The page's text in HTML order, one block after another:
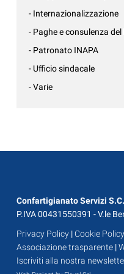
- Internazionalizzazione
- Paghe e consulenza
- Patronato INAPA
- Ufficio sindacale
- Varie
Confartigianato Servizi S.C.
P.IVA 00431550391 - V.le
Privacy Policy |Cookie Policy
Associazione trasparente |
Iscriviti alla nostra